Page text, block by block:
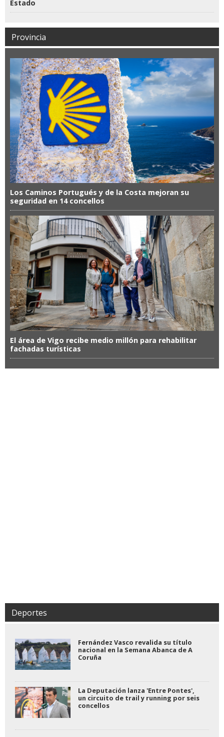
Estado
Provincia
Los Caminos Portugués y de la Costa mejoran su
seguridad en 14 concellos
El área de Vigo recibe medio millón para rehabilitar
fachadas turísticas
Deportes
Fernández Vasco revalida su título
nacional en la Semana Abanca de A
Coruña
La Deputación lanza 'Entre Pontes',
un circuito de trail y running por seis
concellos